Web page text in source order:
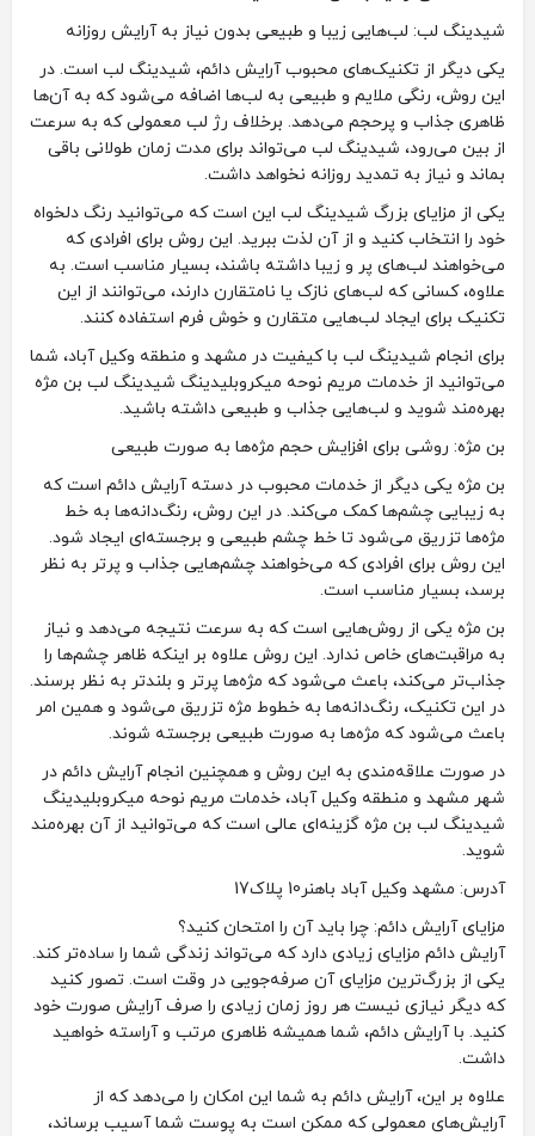
شیدینگ لب: لب‌هایی زیبا و طبیعی بدون نیاز به آرایش روزانه
یکی دیگر از تکنیک‌های محبوب آرایش دائم، شیدینگ لب است. در
این روش، رنگی ملایم و طبیعی به لب‌ها اضافه می‌شود که به آن‌ها
ظاهری جذاب و پرحجم می‌دهد. برخلاف رژ لب معمولی که به سرعت
از بین می‌رود، شیدینگ لب می‌تواند برای مدت زمان طولانی باقی
بماند و نیاز به تمدید روزانه نخواهد داشت.
یکی از مزایای بزرگ شیدینگ لب این است که می‌توانید رنگ دلخواه
خود را انتخاب کنید و از آن لذت ببرید. این روش برای افرادی که
می‌خواهند لب‌های پر و زیبا داشته باشند، بسیار مناسب است. به
علاوه، کسانی که لب‌های نازک یا نامتقارن دارند، می‌توانند از این
تکنیک برای ایجاد لب‌هایی متقارن و خوش فرم استفاده کنند.
برای انجام شیدینگ لب با کیفیت در مشهد و منطقه وکیل آباد، شما
می‌توانید از خدمات مریم نوحه میکروبلیدینگ شیدینگ لب بن مژه
بهره‌مند شوید و لب‌هایی جذاب و طبیعی داشته باشید.
بن مژه: روشی برای افزایش حجم مژه‌ها به صورت طبیعی
بن مژه یکی دیگر از خدمات محبوب در دسته آرایش دائم است که
به زیبایی چشم‌ها کمک می‌کند. در این روش، رنگ‌دانه‌ها به خط
مژه‌ها تزریق می‌شود تا خط چشم طبیعی و برجسته‌ای ایجاد شود.
این روش برای افرادی که می‌خواهند چشم‌هایی جذاب و پرتر به نظر
برسد، بسیار مناسب است.
بن مژه یکی از روش‌هایی است که به سرعت نتیجه می‌دهد و نیاز
به مراقبت‌های خاص ندارد. این روش علاوه بر اینکه ظاهر چشم‌ها را
جذاب‌تر می‌کند، باعث می‌شود که مژه‌ها پرتر و بلندتر به نظر برسند.
در این تکنیک، رنگ‌دانه‌ها به خطوط مژه تزریق می‌شود و همین امر
باعث می‌شود که مژه‌ها به صورت طبیعی برجسته شوند.
در صورت علاقه‌مندی به این روش و همچنین انجام آرایش دائم در
شهر مشهد و منطقه وکیل آباد، خدمات مریم نوحه میکروبلیدینگ
شیدینگ لب بن مژه گزینه‌ای عالی است که می‌توانید از آن بهره‌مند
شوید.
آدرس: مشهد وکیل آباد باهنر10 پلاک17
مزایای آرایش دائم: چرا باید آن را امتحان کنید؟
آرایش دائم مزایای زیادی دارد که می‌تواند زندگی شما را ساده‌تر کند.
یکی از بزرگ‌ترین مزایای آن صرفه‌جویی در وقت است. تصور کنید
که دیگر نیازی نیست هر روز زمان زیادی را صرف آرایش صورت خود
کنید. با آرایش دائم، شما همیشه ظاهری مرتب و آراسته خواهید
داشت.
علاوه بر این، آرایش دائم به شما این امکان را می‌دهد که از
آرایش‌های معمولی که ممکن است به پوست شما آسیب برساند،